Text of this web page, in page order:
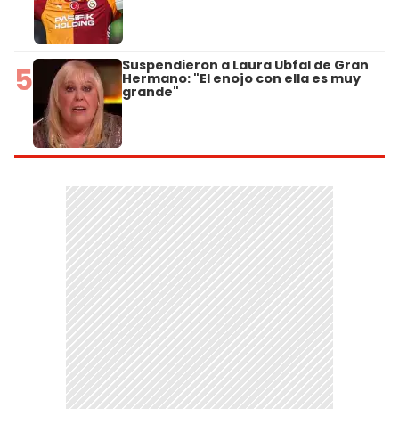
5 Suspendieron a Laura Ubfal de Gran
Hermano: "El enojo con ella es muy
grande"